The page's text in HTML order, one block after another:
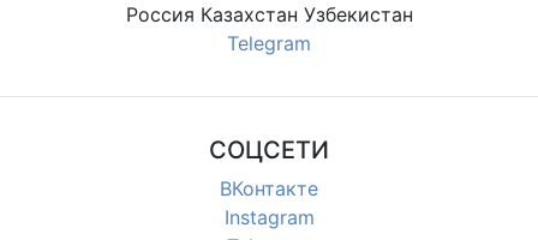
Россия Казахстан Узбекистан
Telegram
СОЦСЕТИ
ВКонтакте
Instagram